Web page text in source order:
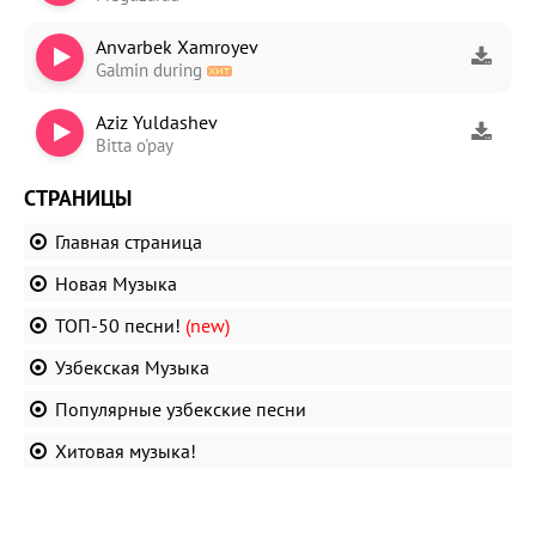
Anvarbek Xamroyev
Galmin during
Aziz Yuldashev
Bitta o'pay
СТРАНИЦЫ
Главная страница
Новая Музыка
ТОП-50 песни! (new)
Узбекская Музыка
Популярные узбекские песни
Хитовая музыка!